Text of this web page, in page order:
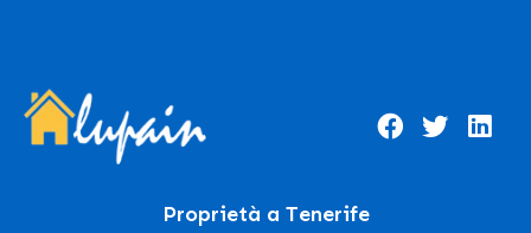
Proprietà a Tenerife